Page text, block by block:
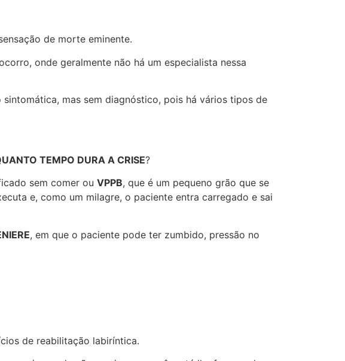
de morte eminente.
onde geralmente não há um especialista nessa
mas sem diagnóstico, pois há vários tipos de
TEMPO DURA A CRISE?
sem comer ou VPPB, que é um pequeno grão que se
e, como um milagre, o paciente entra carregado e sai
, em que o paciente pode ter zumbido, pressão no
de reabilitação labiríntica.